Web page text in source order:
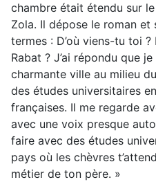
chambre était étendu sur
Zola. Il dépose le roman et
termes : D’où viens-tu toi
Rabat ? J’ai répondu que
charmante ville au milieu
des études universitaires
françaises. Il me regarde
avec une voix presque
faire avec des études
pays où les chèvres
métier de ton père. »